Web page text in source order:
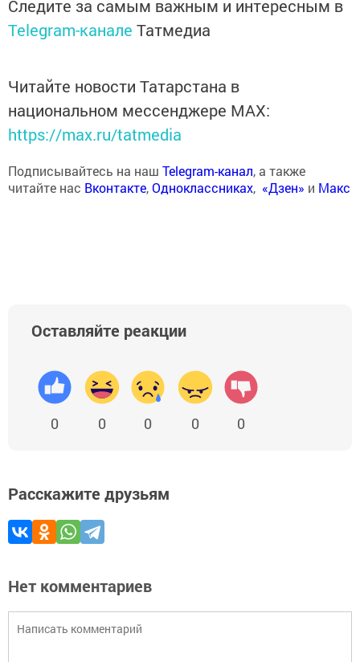
Следите за самым важным и интересным в
Telegram-канале Татмедиа
Читайте новости Татарстана в
национальном мессенджере MАХ:
https://max.ru/tatmedia
Подписывайтесь на наш Telegram-канал, а также
читайте нас Вконтакте,Одноклассниках, «Дзен» и Макс
Оставляйте реакции
0 0 0 0 0
Расскажите друзьям
Нет комментариев